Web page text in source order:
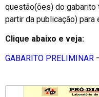
questão(ões) do gabarito
partir da publicação) para
Clique abaixo e veja:
GABARITO PRELIMINAR